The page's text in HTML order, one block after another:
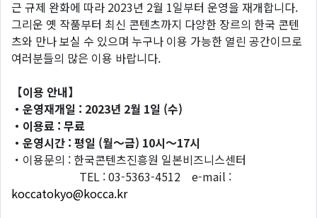
근 규제 완화에 따라 2023년 2월 1일부터 운영을 재개합니다.
그리운 옛 작품부터 최신 콘텐츠까지 다양한 장르의 한국 콘텐
츠와 만나 보실 수 있으며 누구나 이용 가능한 열린 공간이므로
여러분들의 많은 이용 바랍니다.
【이용 안내】
・운영재개일 : 2023년 2월 1일 (수)
・이용료 : 무료
・운영시간 : 평일 (월〜금) 10시〜17시
・이용문의 : 한국콘텐츠진흥원 일본비즈니스센터
TEL : 03-5363-4512 e-mail :
koccatokyo@kocca.kr